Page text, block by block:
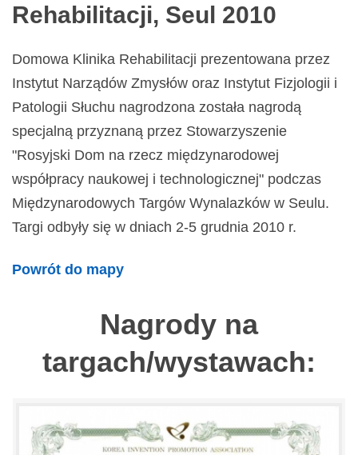
Rehabilitacji, Seul 2010
Domowa Klinika Rehabilitacji prezentowana przez
Instytut Narządów Zmysłów oraz Instytut Fizjologii i
Patologii Słuchu nagrodzona została nagrodą
specjalną przyznaną przez Stowarzyszenie
"Rosyjski Dom na rzecz międzynarodowej
współpracy naukowej i technologicznej" podczas
Międzynarodowych Targów Wynalazków w Seulu.
Targi odbyły się w dniach 2-5 grudnia 2010 r.
Powrót do mapy
Nagrody na
targach/wystawach: